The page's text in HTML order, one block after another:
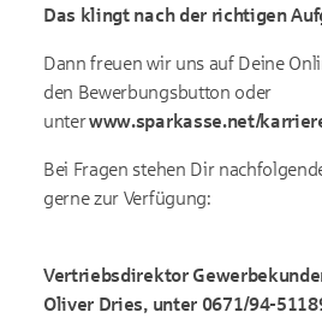
Das klingt nach der richtigen
Dann freuen wir uns auf Deine
den Bewerbungsbutton oder
unterwww.sparkasse.net/
Bei Fragen stehen Dir
gerne zur Verfügung:
Vertriebsdirektor
Oliver Dries, unter 0671/94-